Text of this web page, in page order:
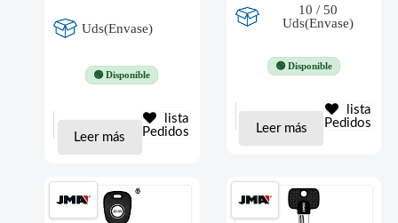
Uds(Envase)
🟢 Disponible
Leer más
lista
Pedidos
10 / 50
Uds(Envase)
🟢 Disponible
Leer más
lista
Pedidos